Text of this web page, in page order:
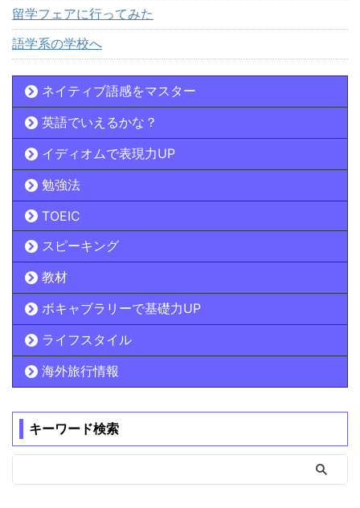
留学フェアに行ってみた
語学系の学校へ
ネイティブ語感をマスター
英語でいえるかな？
イディオムで表現力UP
勉強法
TOEIC
スピーキング
教材
ボキャブラリーで基礎力UP
ライフスタイル
海外旅行情報
キーワード検索